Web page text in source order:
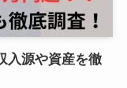
入源や資産を徹